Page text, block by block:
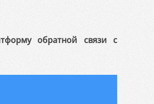
обратной связи с